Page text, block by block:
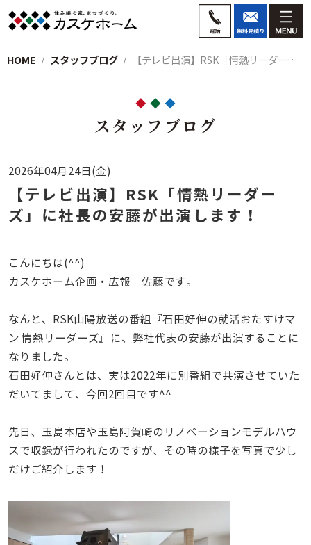
HOME スタッフブログ 【テレビ出演】RSK「情熱リーダーズ」に…
スタッフブログ
2026年04月24日(金)
【テレビ出演】RSK「情熱リーダー
ズ」に社長の安藤が出演します！
こんにちは(^^)
カスケホーム企画・広報 佐藤です。
なんと、RSK山陽放送の番組『石田好伸の就活おたすけマ
ン 情熱リーダーズ』に、弊社代表の安藤が出演することに
なりました。
石田好伸さんとは、実は2022年に別番組で共演させていた
だいてまして、今回2回目です^^
先日、玉島本店や玉島阿賀崎のリノベーションモデルハウ
スで収録が行われたのですが、その時の様子を写真で少し
だけご紹介します！